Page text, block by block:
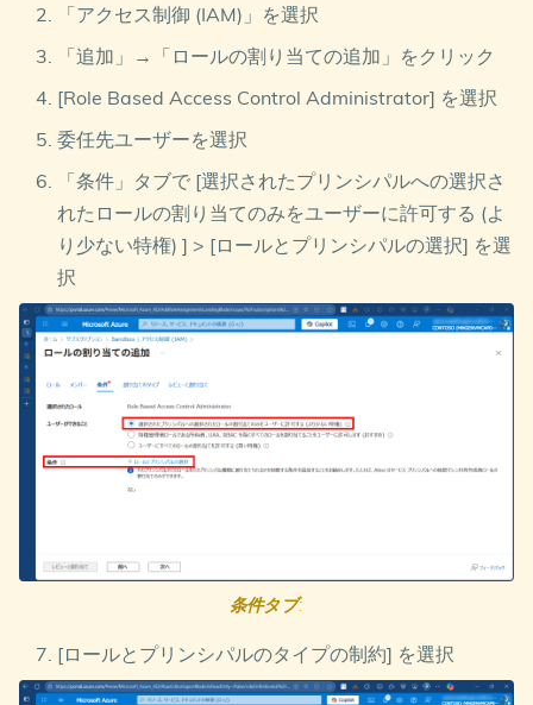
「アクセス制御 (IAM)」を選択
「追加」→「ロールの割り当ての追加」をクリック
[Role Based Access Control Administrator] を選択
委任先ユーザーを選択
「条件」タブで [選択されたプリンシパルへの選択さ
れたロールの割り当てのみをユーザーに許可する (よ
り少ない特権) ] > [ロールとプリンシパルの選択] を選
択
条件タブ:
[ロールとプリンシパルのタイプの制約] を選択